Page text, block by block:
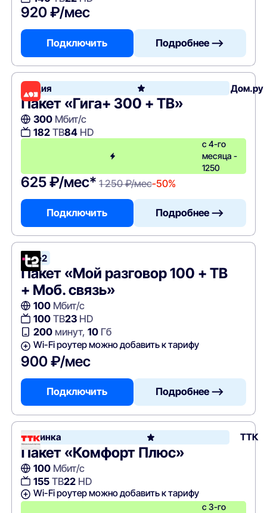
920 ₽/мес
Подключить Подробнее —>
Акция Дом.ру
Пакет «Гига+ 300 + ТВ»
300Мбит/с
182ТВ84HD
с 4-го
месяца -
1250
625 ₽/мес* 1 250 ₽/мес-50%
Подключить Подробнее —>
Tele2
Пакет «Мой разговор 100 + ТВ
+ Моб. связь»
100Мбит/с
100ТВ23HD
200минут, 10Гб
Wi-Fi роутер можно добавить к тарифу
900 ₽/мес
Подключить Подробнее —>
Новинка ТТК
Пакет «Комфорт Плюс»
100Мбит/с
155ТВ22HD
Wi-Fi роутер можно добавить к тарифу
с 3-го